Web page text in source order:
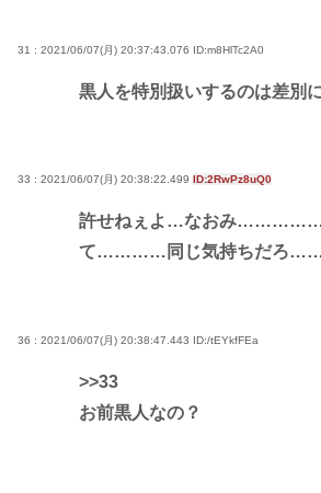
31 : 2021/06/07(月) 20:37:43.076 ID:m8HlTc2A0
黒人を特別扱いするのは差別
33 : 2021/06/07(月) 20:38:22.499 ID:2RwPz8uQ0
許せねぇよ…なおみ……………
て…………同じ気持ちだ
36 : 2021/06/07(月) 20:38:47.443 ID:/tEYkfFEa
>>33
お前黒人なの？